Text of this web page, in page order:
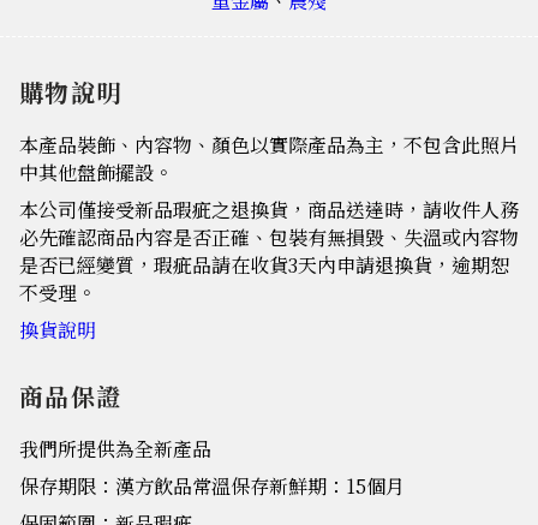
購物說明
本產品裝飾、內容物、顏色以實際產品為主，不包含此照片
中其他盤飾擺設。
本公司僅接受新品瑕疵之退換貨，商品送達時，請收件人務
必先確認商品內容是否正確、包裝有無損毀、失溫或內容物
是否已經變質，瑕疵品請在收貨3天內申請退換貨，逾期恕
不受理。
換貨說明
商品保證
我們所提供為全新產品
保存期限：漢方飲品常溫保存新鮮期：15個月